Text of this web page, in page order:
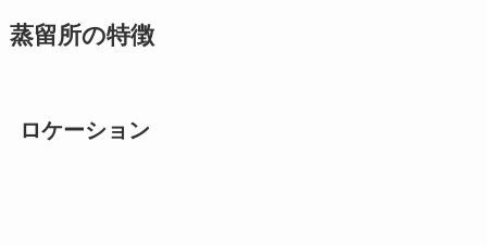
蒸留所の特徴
ロケーション